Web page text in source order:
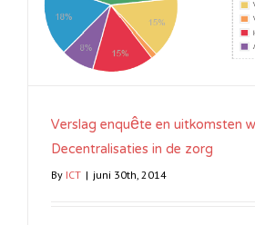
Verslag enquête en uitkomsten
Decentralisaties in de zorg
By ICT | juni 30th, 2014